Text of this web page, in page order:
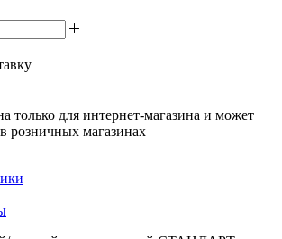
только для интернет-магазина и может
розничных магазинах